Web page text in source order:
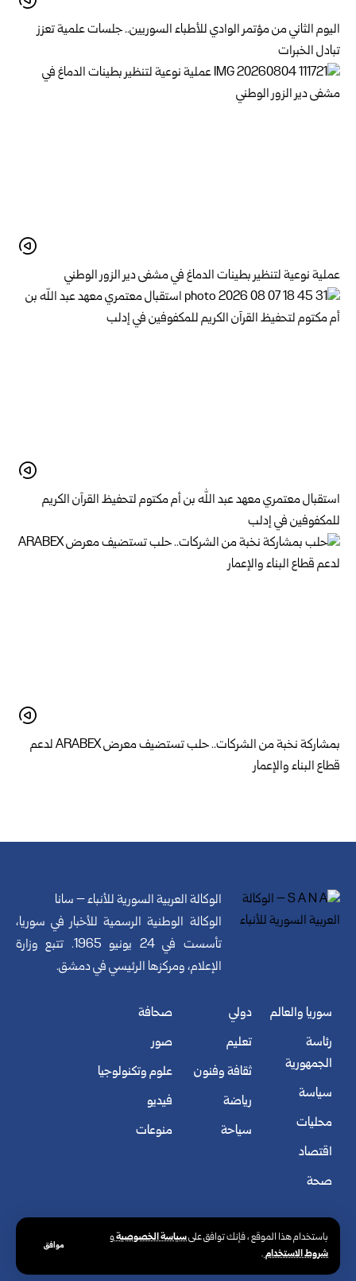
باستخدام هذا الموقع ، فإنك توافق علىسياسة الخصوصيةو
شروط الاستخدام.
موافق
اليوم الثاني من مؤتمر الوادي للأطباء السوريين.. جلسات علمية تعزز
تبادل الخبرات
عملية نوعية لتنظير بطينات الدماغ في مشفى دير الزور الوطني
استقبال معتمري معهد عبد الله بن أم مكتوم لتحفيظ القرآن الكريم
للمكفوفين في إدلب
بمشاركة نخبة من الشركات.. حلب تستضيف معرض ARABEX لدعم
قطاع البناء والإعمار
الوكالة العربية السورية للأنباء – سانا
الوكالة الوطنية الرسمية للأخبار في سوريا،
تأسست في 24 يونيو 1965. تتبع وزارة
الإعلام، ومركزها الرئيسي في دمشق.
سوريا والعالم
رئاسة
الجمهورية
سياسة
محليات
اقتصاد
صحة
دولي
تعليم
ثقافة وفنون
رياضة
سياحة
صحافة
صور
علوم وتكنولوجيا
فيديو
منوعات
© الوكالة العربية السورية للأنباء. كافة الحقوق محفوظة.